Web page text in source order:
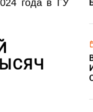
года в ГУ